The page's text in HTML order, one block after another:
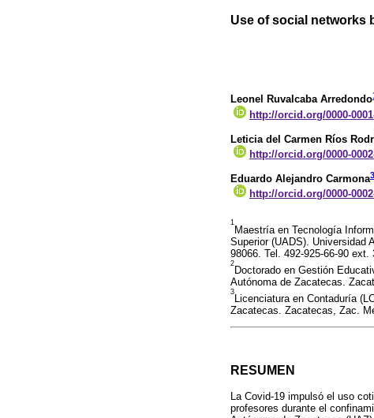
Use of social networks
Leonel Ruvalcaba Arredondo
http://orcid.org/0000-
Leticia del Carmen Ríos
http://orcid.org/0000-
Eduardo Alejandro Carmona3
http://orcid.org/0000-
1
Maestría en Tecnología
Superior (UADS). Universidad
98066. Tel. 492-925-66-90 ext.
2
Doctorado en Gestión
Autónoma de Zacatecas.
3
Licenciatura en Contaduría
Zacatecas. Zacatecas, Zac.
RESUMEN
La Covid-19 impulsó el uso
profesores durante el